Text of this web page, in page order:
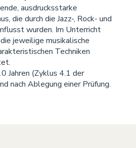
ausdrucksstarke
die durch die Jazz-, Rock- und
wurden. Im Unterricht
jeweilige musikalische
Techniken
Jahren (Zyklus 4.1 der
nach Ablegung einer Prüfung.